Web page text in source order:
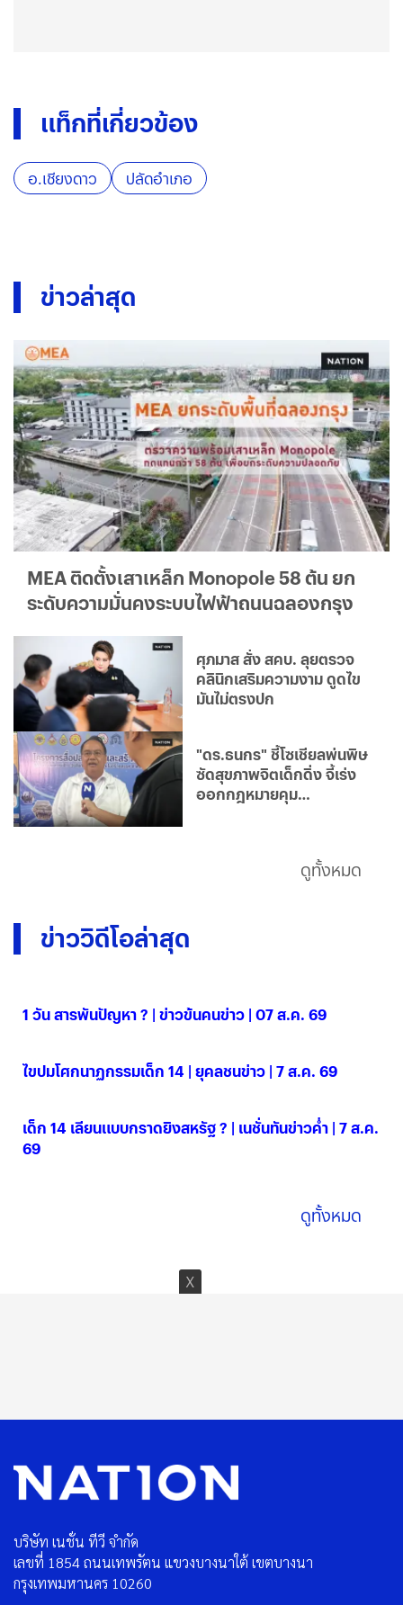
แท็กที่เกี่ยวข้อง
อ.เชียงดาว ปลัดอำเภอ
ข่าวล่าสุด
MEA ติดตั้งเสาเหล็ก Monopole 58 ต้น ยก
ระดับความมั่นคงระบบไฟฟ้าถนนฉลองกรุง
ศุภมาส สั่ง สคบ. ลุยตรวจ
คลินิกเสริมความงาม ดูดไข
มันไม่ตรงปก
"ดร.ธนกร" ชี้โซเชียลพ่นพิษ
ซัดสุขภาพจิตเด็กดิ่ง จี้เร่ง
ออกกฎหมายคุม
ดูทั้งหมด
ข่าววิดีโอล่าสุด
1 วัน สารพันปัญหา ? | ข่าวข้นคนข่าว | 07 ส.ค. 69
ไขปมโศกนาฏกรรมเด็ก 14 | ยุคลชนข่าว | 7 ส.ค. 69
เด็ก 14 เลียนแบบกราดยิงสหรัฐ ? | เนชั่นทันข่าวค่ำ | 7 ส.ค.
69
ดูทั้งหมด
บริษัท เนชั่น ทีวี จำกัด
เลขที่ 1854 ถนนเทพรัตน แขวงบางนาใต้ เขตบางนา
กรุงเทพมหานคร 10260